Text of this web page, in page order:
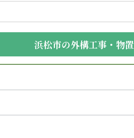
浜松市の外構工事・物置